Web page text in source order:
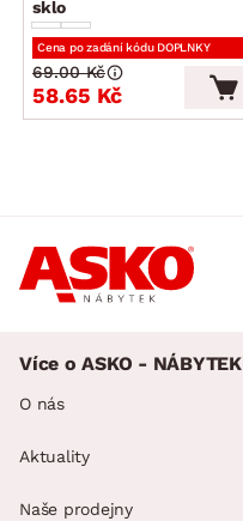
sklo
Cena po zadání kódu DOPLNKY
58.65 Kč
69.00 Kč
Více o ASKO - NÁBYTEK
O nás
Aktuality
Naše prodejny